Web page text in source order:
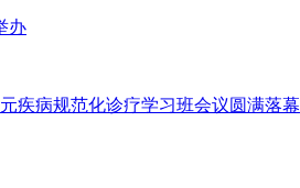
办
疾病规范化诊疗学习班会议圆满落幕